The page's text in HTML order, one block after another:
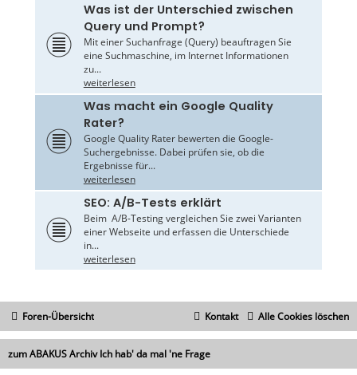
Was ist der Unterschied zwischen
Query und Prompt?
Mit einer Suchanfrage (Query) beauftragen Sie
eine Suchmaschine, im Internet Informationen
zu...
weiterlesen
Was macht ein Google Quality
Rater?
Google Quality Rater bewerten die Google-
Suchergebnisse. Dabei prüfen sie, ob die
Ergebnisse für...
weiterlesen
SEO: A/B-Tests erklärt
Beim A/B-Testing vergleichen Sie zwei Varianten
einer Webseite und erfassen die Unterschiede
in...
weiterlesen
Foren-Übersicht Alle Cookies löschen
Kontakt
zum ABAKUS Archiv Ich hab' da mal 'ne Frage